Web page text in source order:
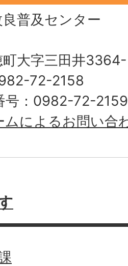
普及センター
町大字三田井
72-2158
号：0982-72-2159
ムによるお問い合